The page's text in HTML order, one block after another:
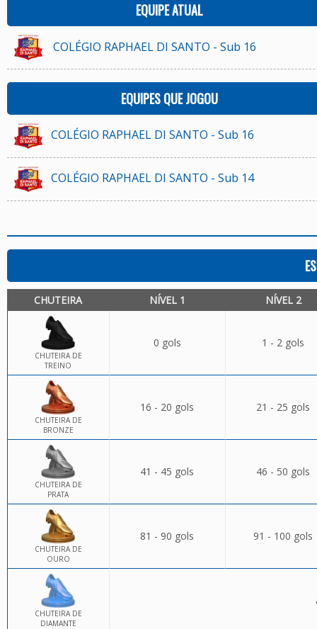
EQUIPE ATUAL
COLÉGIO RAPHAEL DI SANTO - Sub 16
EQUIPES QUE JOGOU
COLÉGIO RAPHAEL DI SANTO - Sub 16
COLÉGIO RAPHAEL DI SANTO - Sub 14
CHUTEIRA NÍVEL 1 NÍVEL 2
CHUTEIRA DE
TREINO
0 gols 1 - 2 gols
CHUTEIRA DE
BRONZE
16 - 20 gols 21 - 25 gols
CHUTEIRA DE
PRATA
41 - 45 gols 46 - 50 gols
CHUTEIRA DE
OURO
81 - 90 gols 91 - 100 gols
CHUTEIRA DE
DIAMANTE